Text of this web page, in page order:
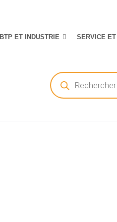
BTP ET INDUSTRIE SERVICE
Recherche
de
produits